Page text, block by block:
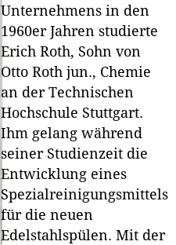
Unternehmens in den
1960er Jahren studierte
Erich Roth, Sohn von
Otto Roth jun., Chemie
an der Technischen
Hochschule Stuttgart.
Ihm gelang während
seiner Studienzeit die
Entwicklung eines
Spezialreinigungsmittels
für die neuen
Edelstahlspülen. Mit der